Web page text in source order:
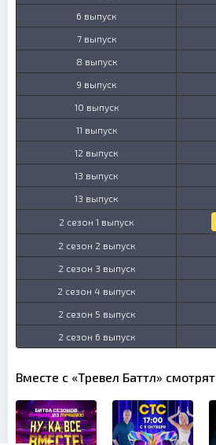
6 выпуск
7 выпуск
8 выпуск
9 выпуск
10 выпуск
11 выпуск
12 выпуск
13 выпуск
13 выпуск
2 сезон 1 выпуск
2 сезон 2 выпуск
2 сезон 3 выпуск
2 сезон 4 выпуск
2 сезон 5 выпуск
2 сезон 6 выпуск
Вместе с «Тревел Баттл» смотрят